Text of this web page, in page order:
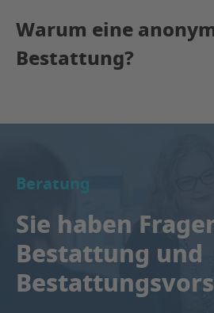
Warum eine
Bestattung?
Beratung
Sie haben
Bestattung und